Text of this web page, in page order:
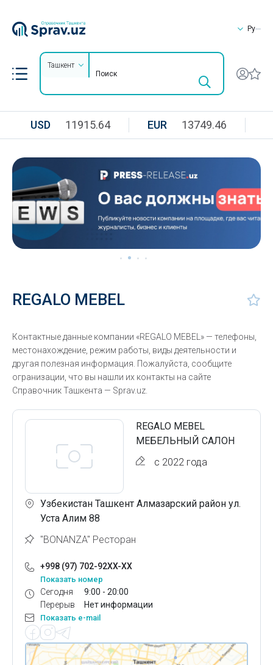
Ру
Ташкент
USD 11915.64 EUR 13749.46
REGALO MEBEL
Контактные данные компании «REGALO MEBEL» — телефоны,
местонахождение, режим работы, виды деятельности и
другая полезная информация. Пожалуйста, сообщите
огранизации, что вы нашли их контакты на сайте
Справочник Ташкента — Sprav.uz.
REGALO MEBEL
МЕБЕЛЬНЫЙ САЛОН
с 2022 года
Узбекистан Ташкент Алмазарский район ул.
Уста Алим 88
"BONANZA" Ресторан
+998 (97) 702-92XX-XX
Показать номер
Сегодня
Перерыв
9:00 - 20:00
Нет информации
Показать e-mail